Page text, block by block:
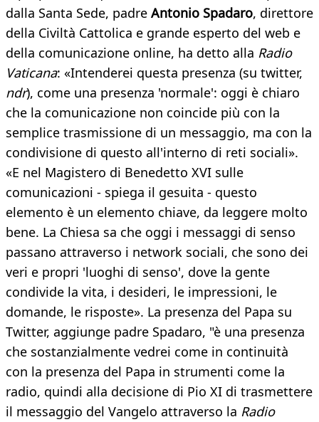
dalla Santa Sede, padre Antonio Spadaro, direttore
della Civiltà Cattolica e grande esperto del web e
della comunicazione online, ha detto alla Radio
Vaticana: «Intenderei questa presenza (su twitter,
ndr), come una presenza 'normale': oggi è chiaro
che la comunicazione non coincide più con la
semplice trasmissione di un messaggio, ma con la
condivisione di questo all'interno di reti sociali».
«E nel Magistero di Benedetto XVI sulle
comunicazioni - spiega il gesuita - questo
elemento è un elemento chiave, da leggere molto
bene. La Chiesa sa che oggi i messaggi di senso
passano attraverso i network sociali, che sono dei
veri e propri 'luoghi di senso', dove la gente
condivide la vita, i desideri, le impressioni, le
domande, le risposte». La presenza del Papa su
Twitter, aggiunge padre Spadaro, "è una presenza
che sostanzialmente vedrei come in continuità
con la presenza del Papa in strumenti come la
radio, quindi alla decisione di Pio XI di trasmettere
il messaggio del Vangelo attraverso la Radio